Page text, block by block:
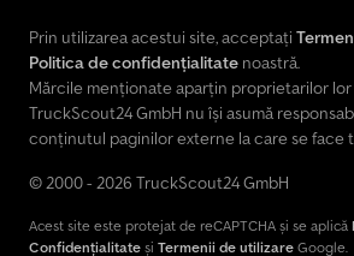
Prin utilizarea acestui site, acceptați
Politica de confidențialitate noastră.
Mărcile menționate aparțin proprietarilor
TruckScout24 GmbH nu își asumă
conținutul paginilor externe la care se face
© 2000 - 2026 TruckScout24 GmbH
Acest site este protejat de reCAPTCHA și se aplică
Confidențialitate și Termenii de utilizare Google.